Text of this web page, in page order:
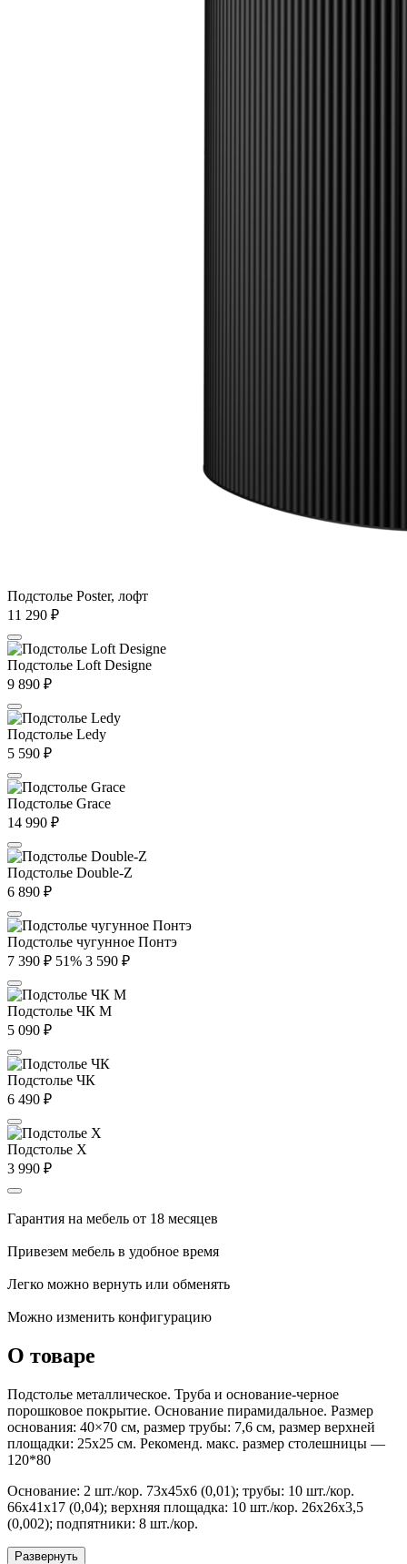
Подстолье Poster, лофт
11 290 ₽
Подстолье Loft Designe
9 890 ₽
Подстолье Ledy
5 590 ₽
Подстолье Grace
14 990 ₽
Подстолье Double-Z
6 890 ₽
Подстолье чугунное Понтэ
7 390 ₽ 51% 3 590 ₽
Подстолье ЧК М
5 090 ₽
Подстолье ЧК
6 490 ₽
Подстолье X
3 990 ₽
Гарантия на мебель от 18 месяцев
Привезем мебель в удобное время
Легко можно вернуть или обменять
Можно изменить конфигурацию
О товаре
Подстолье металлическое. Труба и основание-черное
порошковое покрытие. Основание пирамидальное. Размер
основания: 40×70 см, размер трубы: 7,6 см, размер верхней
площадки: 25х25 см. Рекоменд. макс. размер столешницы —
120*80
Основание: 2 шт./кор. 73х45х6 (0,01); трубы: 10 шт./кор.
66х41х17 (0,04); верхняя площадка: 10 шт./кор. 26х26х3,5
(0,002); подпятники: 8 шт./кор.
Развернуть